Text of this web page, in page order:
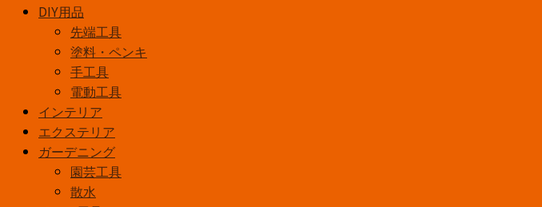
ー
用
ト
イ
DIY用品
先端工具
塗料・ペンキ
手工具
電動工具
インテリア
エクステリア
ガーデニング
園芸工具
散水